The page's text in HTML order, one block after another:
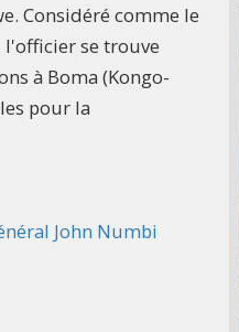
Considéré comme le
se trouve
à Boma (Kongo-
pour la
John Numbi